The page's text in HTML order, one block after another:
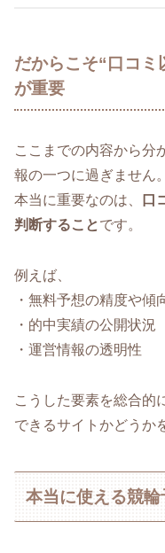
だからこそ“口コミ
が重要
ここまでの内容から分
報の一つに過ぎません。
本当に重要なのは、
口
判断することです。
例えば、
・無料予想の精度や傾
・的中実績の公開状況
・運営情報の透明性
こうした要素を総合的
できるサイトかどうか
本当に使える競